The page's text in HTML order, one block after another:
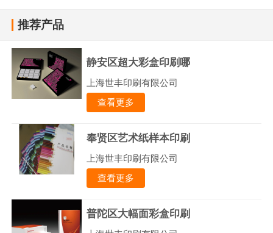
推荐产品
静安区超大彩盒印刷哪
上海世丰印刷有限公司
查看更多
奉贤区艺术纸样本印刷
上海世丰印刷有限公司
查看更多
普陀区大幅面彩盒印刷